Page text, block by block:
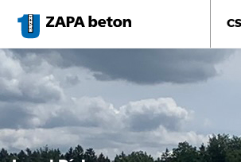
hlavnímu
obsahu
CS